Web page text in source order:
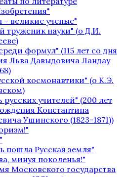
великие ученые"
труженик науки" (о Д.И.
формул" (115 лет со дня
Льва Давыдовича Ландау
космонавтики" (о К.Э.
русских учителей" (200 лет
Константина
Ушинского (1823-1871))
пошла Русская земля"
минуя поколенья!"
Московского государства